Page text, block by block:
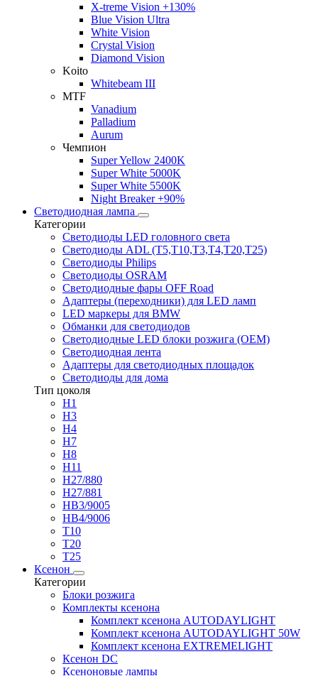
X-treme Vision +130%
Blue Vision Ultra
White Vision
Crystal Vision
Diamond Vision
Koito
Whitebeam III
MTF
Vanadium
Palladium
Aurum
Чемпион
Super Yellow 2400K
Super White 5000K
Super White 5500K
Night Breaker +90%
Светодиодная лампа
Категории
Светодиоды LED головного света
Светодиоды ADL (T5,T10,T3,T4,T20,T25)
Светодиоды Philips
Светодиоды OSRAM
Светодиодные фары OFF Road
Адаптеры (переходники) для LED ламп
LED маркеры для BMW
Обманки для светодиодов
Светодиодные LED блоки розжига (OEM)
Светодиодная лента
Адаптеры для светодиодных площадок
Светодиоды для дома
Тип цоколя
H1
H3
H4
H7
H8
H11
H27/880
H27/881
HB3/9005
HB4/9006
T10
T20
T25
Ксенон
Категории
Блоки розжига
Комплекты ксенона
Комплект ксенона AUTODAYLIGHT
Комплект ксенона AUTODAYLIGHT 50W
Комплект ксенона EXTREMELIGHT
Ксенон DC
Ксеноновые лампы